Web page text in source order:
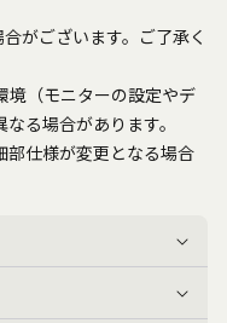
がございます。ご了承く
（モニターの設定やデ
る場合があります。
仕様が変更となる場合